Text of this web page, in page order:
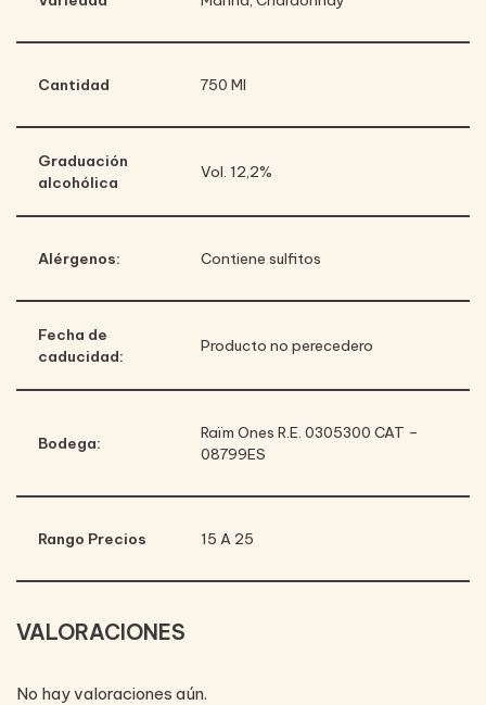
Cantidad 750 Ml
Graduación
alcohólica
Vol. 12,2%
Alérgenos: Contiene sulfitos
Fecha de
caducidad:
Producto no perecedero
Bodega:
Raïm Ones R.E. 0305300 CAT –
08799ES
Rango Precios 15 A 25
VALORACIONES
No hay valoraciones aún.